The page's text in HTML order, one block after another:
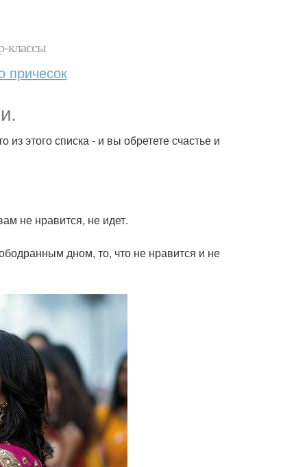
классы
причесок
этого списка - и вы обретете счастье и
не нравится, не идет.
дном, то, что не нравится и не